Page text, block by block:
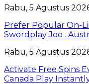
Rabu, 5 Agustus
Prefer Popular On-
Swordplay Joo .
Rabu, 5 Agustus
Activate Free Spins
Canada Play